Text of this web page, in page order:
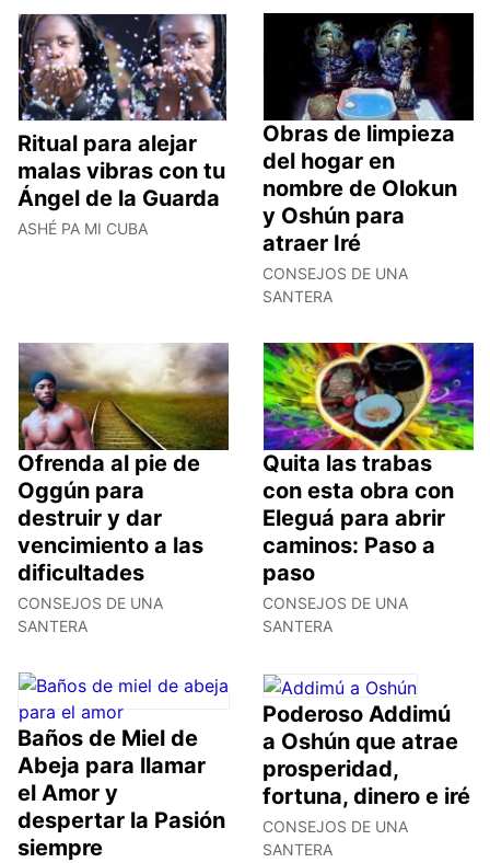
Ritual para alejar
malas vibras con tu
Ángel de la Guarda
ASHÉ PA MI CUBA
Obras de limpieza
del hogar en
nombre de Olokun
y Oshún para
atraer Iré
CONSEJOS DE UNA
SANTERA
Ofrenda al pie de
Oggún para
destruir y dar
vencimiento a las
dificultades
CONSEJOS DE UNA
SANTERA
Quita las trabas
con esta obra con
Eleguá para abrir
caminos: Paso a
paso
CONSEJOS DE UNA
SANTERA
Baños de Miel de
Abeja para llamar
el Amor y
despertar la Pasión
siempre
Poderoso Addimú
a Oshún que atrae
prosperidad,
fortuna, dinero e iré
CONSEJOS DE UNA
SANTERA